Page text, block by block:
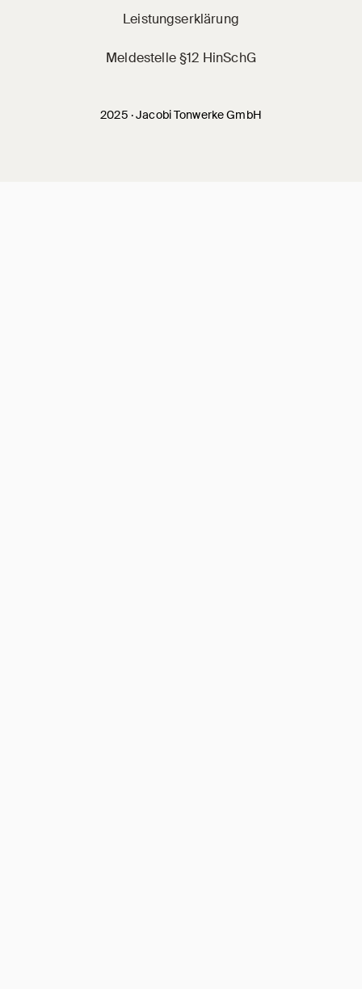
2025 · Jacobi Tonwerke GmbH
Leistungserklärung
Meldestelle §12 HinSchG